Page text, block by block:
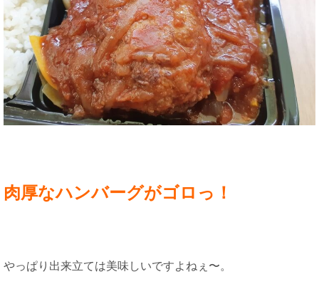
肉厚なハンバーグがゴロっ！
やっぱり出来立ては美味しいですよねぇ〜。